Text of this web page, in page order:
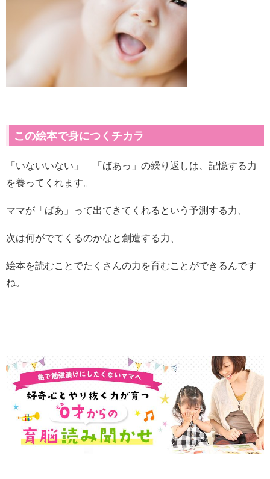
この絵本で身につくチカラ
「いないいない」 「ばあっ」の繰り返しは、記憶する力
を養ってくれます。
ママが「ばあ」って出てきてくれるという予測する力、
次は何がでてくるのかなと創造する力、
絵本を読むことでたくさんの力を育むことができるんです
ね。